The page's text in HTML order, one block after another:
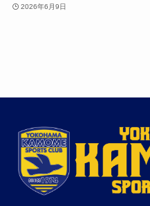
2026年6月9日